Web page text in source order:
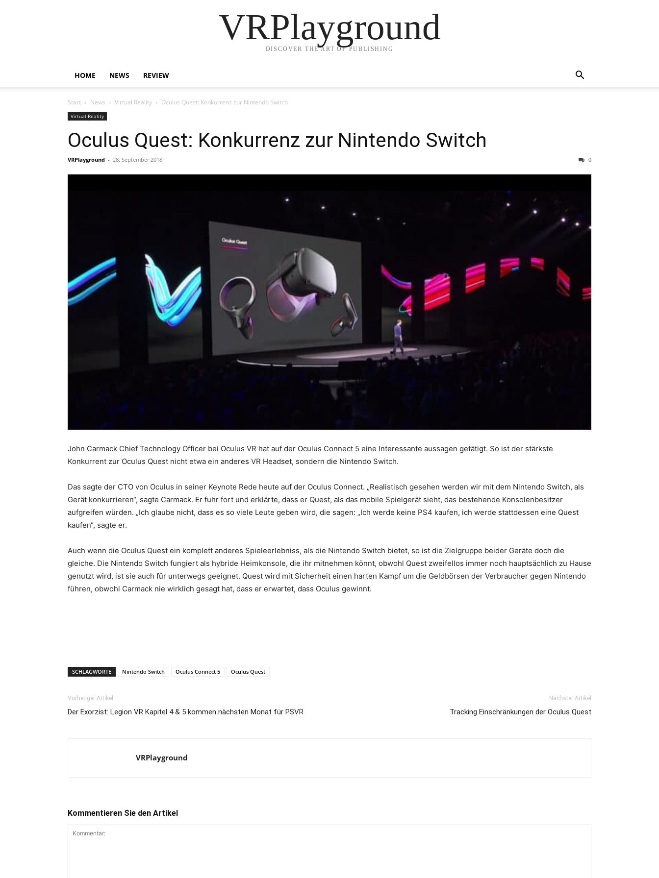
VRPlayground
DISCOVER THE ART OF PUBLISHING
HOME NEWS REVIEW
Start News Virtual Reality Oculus Quest: Konkurrenz zur Nintendo Switch
Virtual Reality
Oculus Quest: Konkurrenz zur Nintendo Switch
VRPlayground - 28. September 2018 0
John Carmack Chief Technology Officer bei Oculus VR hat auf der Oculus Connect 5 eine Interessante aussagen getätigt. So ist der stärkste
Konkurrent zur Oculus Quest nicht etwa ein anderes VR Headset, sondern die Nintendo Switch.
Das sagte der CTO von Oculus in seiner Keynote Rede heute auf der Oculus Connect. „Realistisch gesehen werden wir mit dem Nintendo Switch, als
Gerät konkurrieren“, sagte Carmack. Er fuhr fort und erklärte, dass er Quest, als das mobile Spielgerät sieht, das bestehende Konsolenbesitzer
aufgreifen würden. „Ich glaube nicht, dass es so viele Leute geben wird, die sagen: „Ich werde keine PS4 kaufen, ich werde stattdessen eine Quest
kaufen“, sagte er.
Auch wenn die Oculus Quest ein komplett anderes Spieleerlebniss, als die Nintendo Switch bietet, so ist die Zielgruppe beider Geräte doch die
gleiche. Die Nintendo Switch fungiert als hybride Heimkonsole, die ihr mitnehmen könnt, obwohl Quest zweifellos immer noch hauptsächlich zu Hause
genutzt wird, ist sie auch für unterwegs geeignet. Quest wird mit Sicherheit einen harten Kampf um die Geldbörsen der Verbraucher gegen Nintendo
führen, obwohl Carmack nie wirklich gesagt hat, dass er erwartet, dass Oculus gewinnt.
SCHLAGWORTE Nintendo Switch Oculus Connect 5 Oculus Quest
Vorheriger Artikel
Der Exorzist: Legion VR Kapitel 4 & 5 kommen nächsten Monat für PSVR
Nächster Artikel
Tracking Einschränkungen der Oculus Quest
VRPlayground
Kommentieren Sie den Artikel